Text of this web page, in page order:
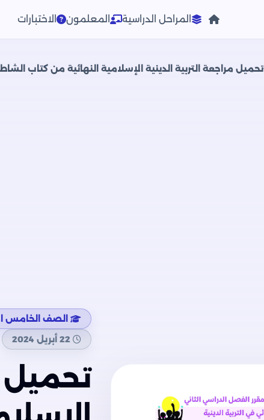
المراحل الدراسية المعلمون الاختبارات
تحميل مراجعة التربية الدينية الإسلامية النهائية من كتاب
الصف الخامس
22 أبريل 2024
تحميل